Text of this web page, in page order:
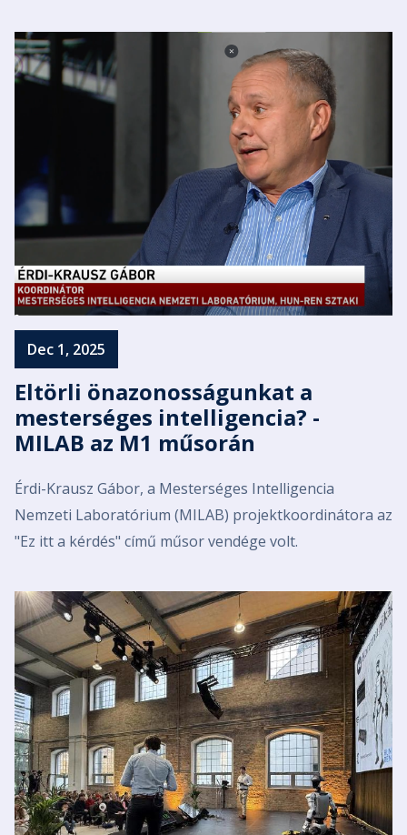
Dec 1, 2025
Eltörli önazonosságunkat a
mesterséges intelligencia? -
MILAB az M1 műsorán
Érdi-Krausz Gábor, a Mesterséges Intelligencia
Nemzeti Laboratórium (MILAB) projektkoordinátora az
"Ez itt a kérdés" című műsor vendége volt.